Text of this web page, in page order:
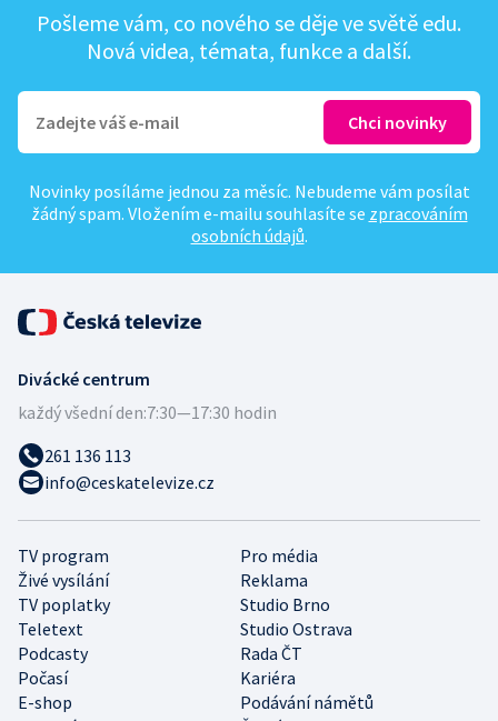
Pošleme vám, co nového se děje ve světě edu.
Nová videa, témata, funkce a další.
Novinky posíláme jednou za měsíc. Nebudeme vám posílat
žádný spam. Vložením e-mailu souhlasíte se zpracováním
osobních údajů.